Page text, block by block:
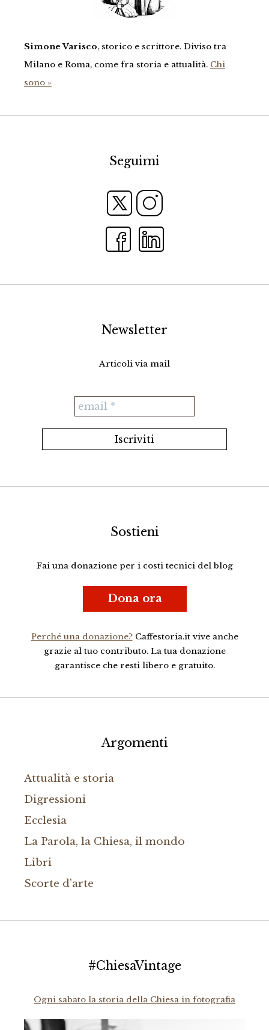
Simone Varisco, storico e scrittore. Diviso tra
Milano e Roma, come fra storia e attualità. Chi
sono »
Seguimi
Newsletter
Articoli via mail
Sostieni
Fai una donazione per i costi tecnici del blog
Dona ora
Perché una donazione?Caffestoria.it vive anche
grazie al tuo contributo. La tua donazione
garantisce che resti libero e gratuito.
Argomenti
Attualità e storia
Digressioni
Ecclesia
La Parola, la Chiesa, il mondo
Libri
Scorte d'arte
#ChiesaVintage
Ogni sabato la storia della Chiesa in fotografia